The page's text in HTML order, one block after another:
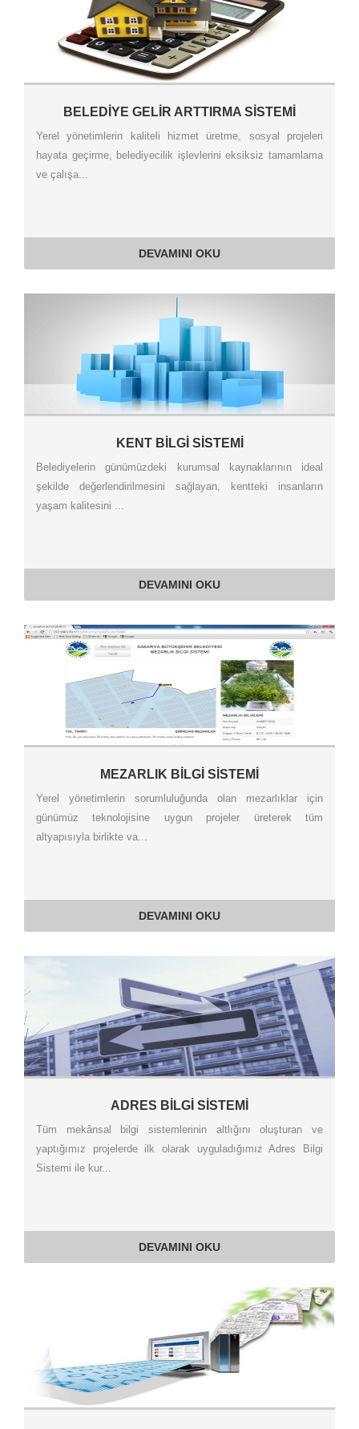
BELEDİYE GELİR ARTTIRMA SİSTEMİ
Yerel yönetimlerin kaliteli hizmet üretme, sosyal projeleri
hayata geçirme, belediyecilik işlevlerini eksiksiz tamamlama
ve çalışa...
DEVAMINI OKU
KENT BİLGİ SİSTEMİ
Belediyelerin günümüzdeki kurumsal kaynaklarının ideal
şekilde değerlendirilmesini sağlayan, kentteki insanların
yaşam kalitesini ...
DEVAMINI OKU
MEZARLIK BİLGİ SİSTEMİ
Yerel yönetimlerin sorumluluğunda olan mezarlıklar için
günümüz teknolojisine uygun projeler üreterek tüm
altyapısıyla birlikte va...
DEVAMINI OKU
ADRES BİLGİ SİSTEMİ
Tüm mekânsal bilgi sistemlerinin altlığını oluşturan ve
yaptığımız projelerde ilk olarak uyguladığımız Adres Bilgi
Sistemi ile kur...
DEVAMINI OKU